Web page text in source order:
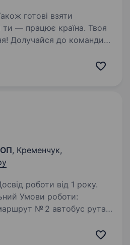
готові взяти
Долучайся до команди
КАСИРА
, Кременчук,
роботи від 1 року.
№ 2 автобус рута